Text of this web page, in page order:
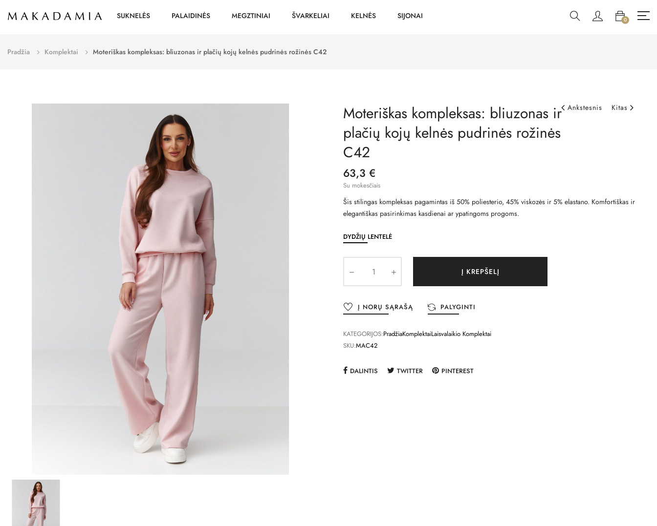
SUKNELĖS PALAIDINĖS MEGZTINIAI ŠVARKELIAI KELNĖS SIJONAI 0
Pradžia Komplektai Moteriškas kompleksas: bliuzonas ir plačių kojų kelnės pudrinės rožinės C42
Ankstesnis Kitas
Moteriškas kompleksas: bliuzonas ir
plačių kojų kelnės pudrinės rožinės
C42
63,3 €
Su mokesčiais
Šis stilingas kompleksas pagamintas iš 50% poliesterio, 45% viskozės ir 5% elastano. Komfortiškas ir
elegantiškas pasirinkimas kasdienai ar ypatingoms progoms.
DYDŽIŲ LENTELĖ
Į KREPŠELĮ
Į NORŲ SĄRAŠĄ PALYGINTI
KATEGORIJOS:PradžiaKomplektaiLaisvalaikio Komplektai
SKU:MAC42
DALINTIS TWITTER PINTEREST